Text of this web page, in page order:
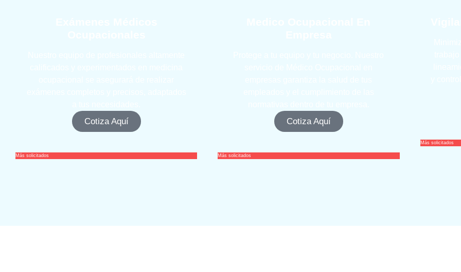
Cotiza Aquí
Más solicitados
Cotiza Aquí
Más solicitados
Más solicitados